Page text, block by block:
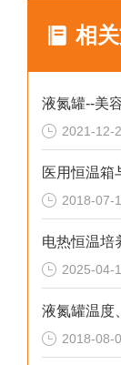
相
2021-12-
医用恒温箱
2018-07-
电热恒温培
2025-04-
液氮罐温度
2018-08-